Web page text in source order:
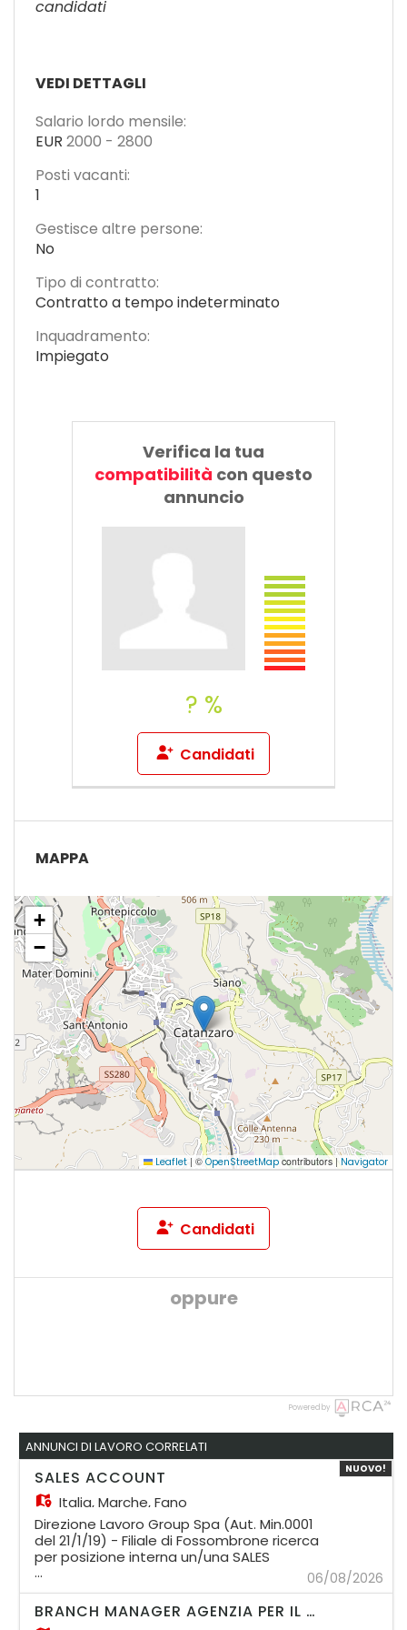
candidati
VEDI DETTAGLI
Salario lordo mensile:
EUR 2000 - 2800
Posti vacanti:
1
Gestisce altre persone:
No
Tipo di contratto:
Contratto a tempo indeterminato
Inquadramento:
Impiegato
Verifica la tua
compatibilità con questo
annuncio
? %
Candidati
MAPPA
+
−
Leaflet | ©OpenStreetMap contributors |Navigator
Candidati
oppure
Powered by
ANNUNCI DI LAVORO CORRELATI
NUOVO!
SALES ACCOUNT
Italia,Marche, Fano
Direzione Lavoro Group Spa (Aut. Min.0001
del 21/1/19) - Filiale di Fossombrone ricerca
per posizione interna un/una SALES
ACCOUNT Chi siamo: Un'agenzia per il
lavoro giovane e dinamica, sempre in
crescita. La nostra forza è connettere
persone e opportunità con soluzioni su
... 06/08/2026
BRANCH MANAGER AGENZIA PER IL LAVORO CAMPANIA